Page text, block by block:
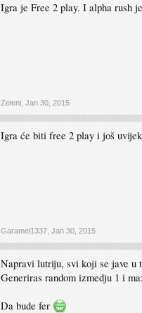
Igra je Free 2 play. I alpha rush
Zeleni Jan 30, 2015
Igra će biti free 2 play i još
Garamel1337 Jan 30, 2015
Napravi lutriju, svi koji se jave u
Generiras random izmedju 1 i
Da bude fer